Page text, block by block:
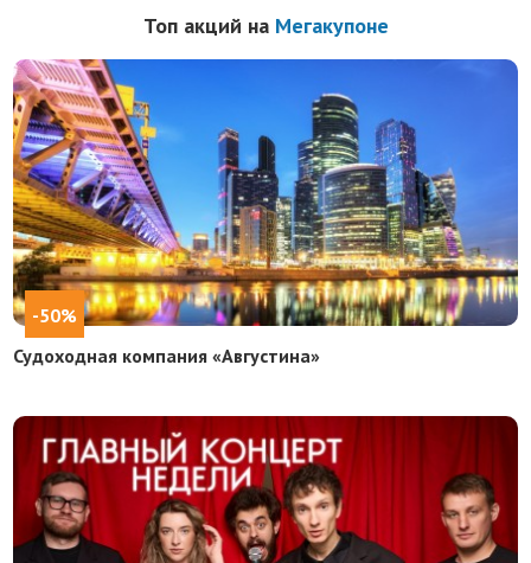
Топ акций на Мегакупоне
-50%
Судоходная компания «Августина»